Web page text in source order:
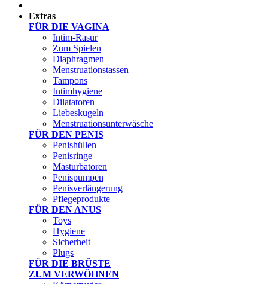
Extras
FÜR DIE VAGINA
Intim-Rasur
Zum Spielen
Diaphragmen
Menstruationstassen
Tampons
Intimhygiene
Dilatatoren
Liebeskugeln
Menstruationsunterwäsche
FÜR DEN PENIS
Penishüllen
Penisringe
Masturbatoren
Penispumpen
Penisverlängerung
Pflegeprodukte
FÜR DEN ANUS
Toys
Hygiene
Sicherheit
Plugs
FÜR DIE BRÜSTE
ZUM VERWÖHNEN